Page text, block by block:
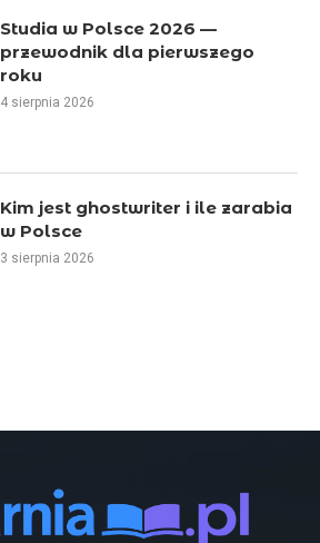
Studia w Polsce 2026 —
przewodnik dla pierwszego
roku
4 sierpnia 2026
Kim jest ghostwriter i ile zarabia
w Polsce
3 sierpnia 2026